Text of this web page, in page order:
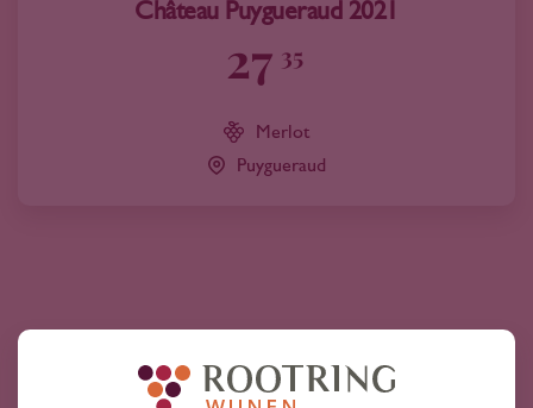
Château Puygueraud 2021
27 35
Merlot
Puygueraud